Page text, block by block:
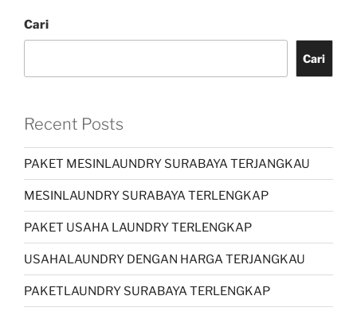
Cari
Cari
Recent Posts
PAKET MESINLAUNDRY SURABAYA TERJANGKAU
MESINLAUNDRY SURABAYA TERLENGKAP
PAKET USAHA LAUNDRY TERLENGKAP
USAHALAUNDRY DENGAN HARGA TERJANGKAU
PAKETLAUNDRY SURABAYA TERLENGKAP